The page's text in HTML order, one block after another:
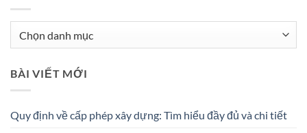
BÀI VIẾT MỚI
Quy định về cấp phép xây dựng: Tìm hiểu đầy đủ và chi tiết